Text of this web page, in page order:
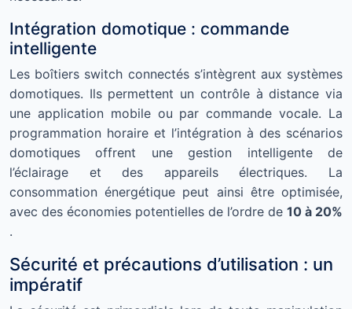
Intégration domotique : commande
intelligente
Les boîtiers switch connectés s’intègrent aux systèmes
domotiques. Ils permettent un contrôle à distance via
une application mobile ou par commande vocale. La
programmation horaire et l’intégration à des scénarios
domotiques offrent une gestion intelligente de
l’éclairage et des appareils électriques. La
consommation énergétique peut ainsi être optimisée,
avec des économies potentielles de l’ordre de 10 à 20%
.
Sécurité et précautions d’utilisation : un
impératif